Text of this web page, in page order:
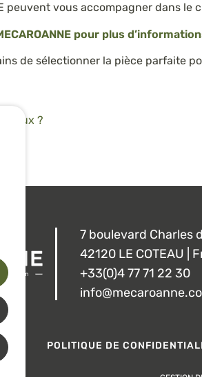
peuvent vous accompagner dans le
pour plus
de sélectionner la pièce parfaite
?
7 boulevard Charles
42120 LE COTEAU |
+33(0)4 77 71 22 30
POLITIQUE DE